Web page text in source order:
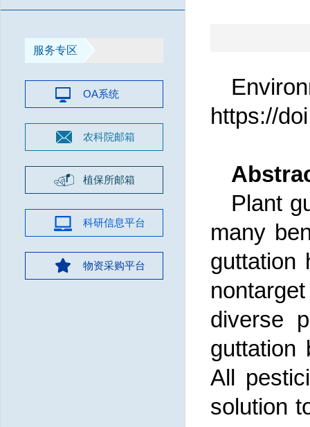
服务专区
OA系统
农科院邮箱
植保所邮箱
科研信息平台
物资采购平台
https://
Plant
many
guttation
diverse
guttation
All
solution